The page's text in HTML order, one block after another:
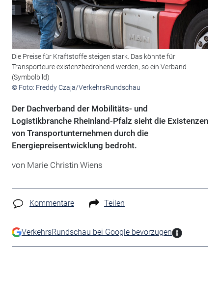
Die Preise für Kraftstoffe steigen stark. Das könnte für
Transporteure existenzbedrohend werden, so ein Verband
(Symbolbild)
© Foto: Freddy Czaja/VerkehrsRundschau
Der Dachverband der Mobilitäts- und
Logistikbranche Rheinland-Pfalz sieht die Existenzen
von Transportunternehmen durch die
Energiepreisentwicklung bedroht.
von Marie Christin Wiens
Kommentare Teilen
VerkehrsRundschau bei Google bevorzugen